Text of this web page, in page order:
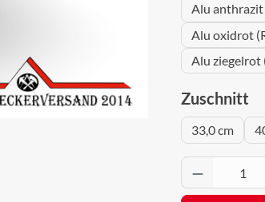
Alu anthrazit
Alu oxidrot
Alu ziegelrot
Zuschnitt
33,0 cm
Produkt